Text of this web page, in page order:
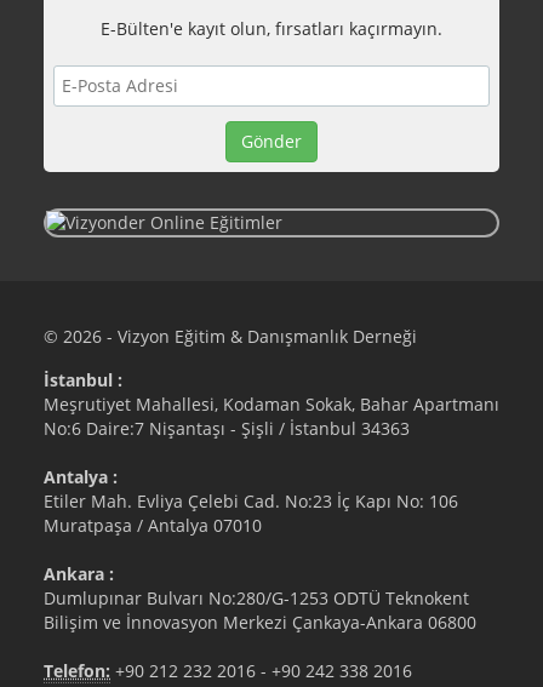
E-Bülten'e kayıt olun, fırsatları kaçırmayın.
© 2026 - Vizyon Eğitim & Danışmanlık Derneği
İstanbul :
Meşrutiyet Mahallesi, Kodaman Sokak, Bahar Apartmanı
No:6 Daire:7 Nişantaşı - Şişli / İstanbul 34363
Antalya :
Etiler Mah. Evliya Çelebi Cad. No:23 İç Kapı No: 106
Muratpaşa / Antalya 07010
Ankara :
Dumlupınar Bulvarı No:280/G-1253 ODTÜ Teknokent
Bilişim ve İnnovasyon Merkezi Çankaya-Ankara 06800
Telefon: +90 212 232 2016 - +90 242 338 2016